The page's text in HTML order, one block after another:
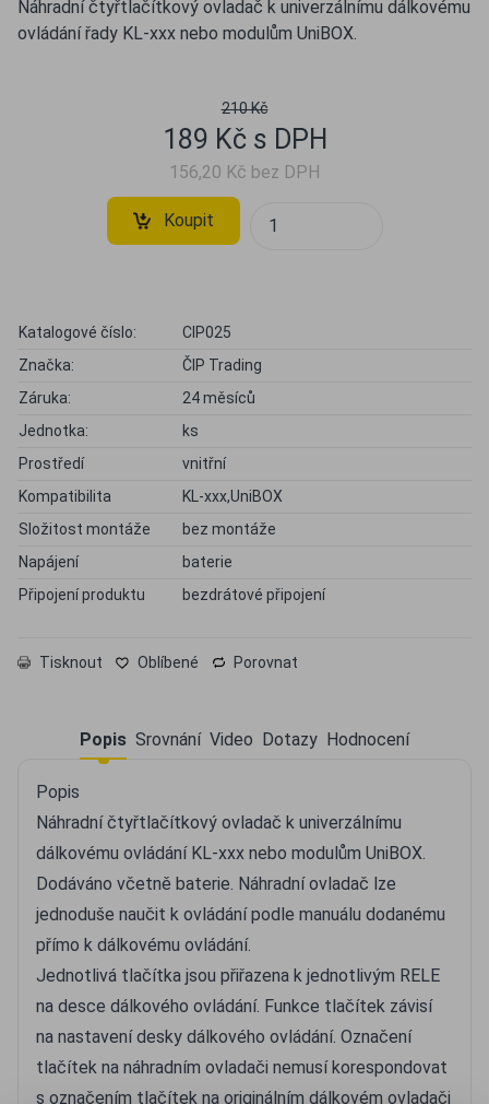
Náhradní čtyřtlačítkový ovladač k univerzálnímu dálkovému
ovládání řady KL-xxx nebo modulům UniBOX.
210 Kč
189 Kč s DPH
156,20 Kč bez DPH
Koupit
Katalogové číslo:
CIP025
Značka:
ČIP Trading
Záruka:
24 měsíců
Jednotka:
ks
Prostředí
vnitřní
Kompatibilita
KL-xxx,UniBOX
Složitost montáže
bez montáže
Napájení
baterie
Připojení produktu
bezdrátové připojení
Tisknout Oblíbené Porovnat
Popis Srovnání Video Dotazy Hodnocení
Popis
Náhradní čtyřtlačítkový ovladač k univerzálnímu
dálkovému ovládání KL-xxx nebo modulům UniBOX.
Dodáváno včetně baterie. Náhradní ovladač lze
jednoduše naučit k ovládání podle manuálu dodanému
přímo k dálkovému ovládání.
Jednotlivá tlačítka jsou přiřazena k jednotlivým RELE
na desce dálkového ovládání. Funkce tlačítek závisí
na nastavení desky dálkového ovládání. Označení
tlačítek na náhradním ovladači nemusí korespondovat
s označením tlačítek na originálním dálkovém ovladači